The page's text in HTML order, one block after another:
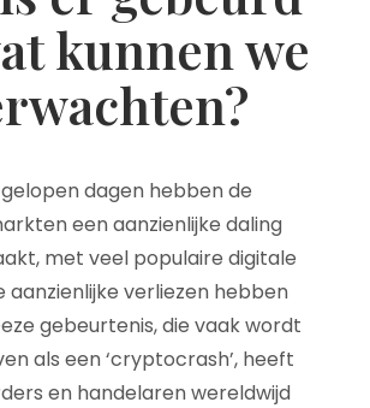
kunnen we
dagen hebben de
een aanzienlijke daling
met veel populaire digitale
aanzienlijke verliezen hebben
gebeurtenis, die vaak wordt
als een ‘cryptocrash’, heeft
en handelaren wereldwijd